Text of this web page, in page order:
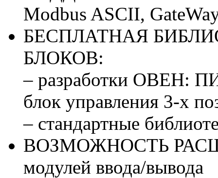
Modbus ASCII,
БЕСПЛАТНАЯ
БЛОКОВ:
– разработки ОВЕН:
блок управления 3-х
– стандартные
ВОЗМОЖНОСТЬ
модулей ввода/вывода